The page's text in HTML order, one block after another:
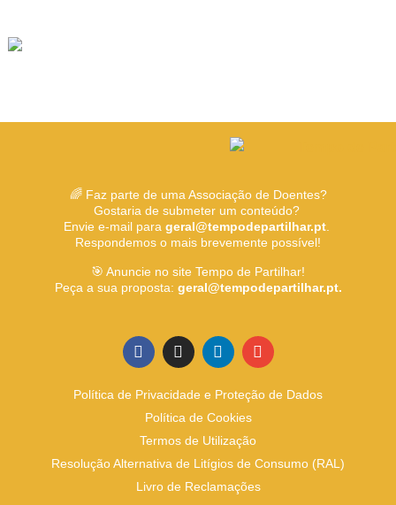
🌈 Faz parte de uma Associação de Doentes?
Gostaria de submeter um conteúdo?
Envie e-mail para geral@tempodepartilhar.pt.
Respondemos o mais brevemente possível!
🎯 Anuncie no site Tempo de Partilhar!
Peça a sua proposta: geral@tempodepartilhar.pt.
Política de Privacidade e Proteção de Dados
Política de Cookies
Termos de Utilização
Resolução Alternativa de Litígios de Consumo (RAL)
Livro de Reclamações